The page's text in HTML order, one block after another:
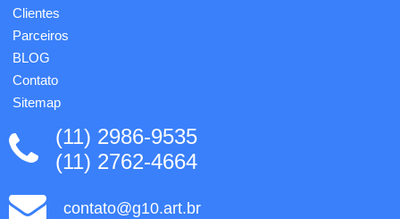
Clientes
Parceiros
BLOG
Contato
Sitemap
(11) 2986-9535
(11) 2762-4664
contato@g10.art.br